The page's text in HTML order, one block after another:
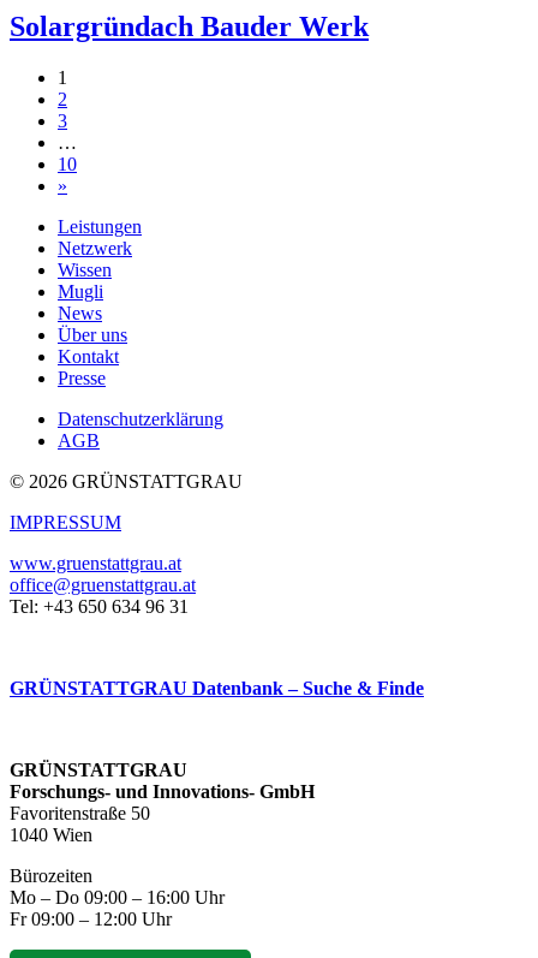
Solargründach Bauder Werk
Beitragsnavigation
1
2
3
…
10
»
Leistungen
Netzwerk
Wissen
Mugli
News
Über uns
Kontakt
Presse
Datenschutzerklärung
AGB
© 2026 GRÜNSTATTGRAU
IMPRESSUM
www.gruenstattgrau.at
office@gruenstattgrau.at
Tel: +43 650 634 96 31
GRÜNSTATTGRAU Datenbank – Suche & Finde
GRÜNSTATTGRAU
Forschungs- und Innovations- GmbH
Favoritenstraße 50
1040 Wien
Bürozeiten
Mo – Do 09:00 – 16:00 Uhr
Fr 09:00 – 12:00 Uhr